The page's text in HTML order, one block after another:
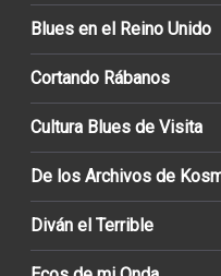
Blues en el Reino Unido
Cortando Rábanos
Cultura Blues de Visita
De los Archivos de
Diván el Terrible